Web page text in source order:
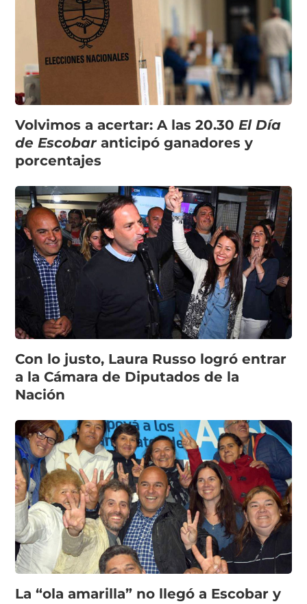
Volvimos a acertar: A las 20.30El Día
de Escobaranticipó ganadores y
porcentajes
Con lo justo, Laura Russo logró entrar
a la Cámara de Diputados de la
Nación
La “ola amarilla” no llegó a Escobar y